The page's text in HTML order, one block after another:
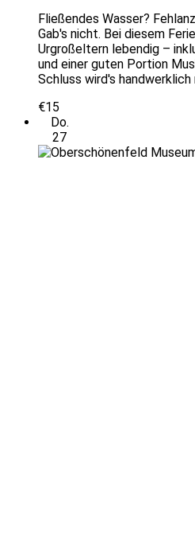
Fließendes Wasser?
Gab's nicht. Bei diesem
Urgroßeltern lebendig –
und einer guten Portion
Schluss wird's
€15
Do.
27